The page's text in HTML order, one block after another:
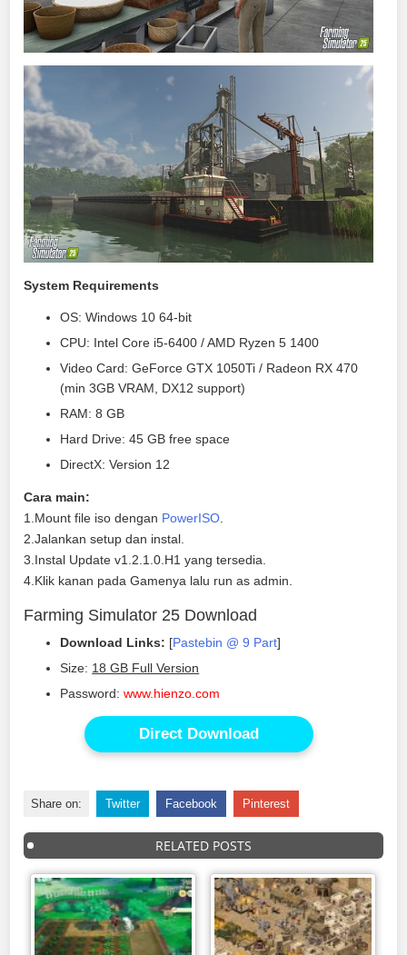
System Requirements
OS: Windows 10 64-bit
CPU: Intel Core i5-6400 / AMD Ryzen 5 1400
Video Card: GeForce GTX 1050Ti / Radeon RX 470
(min 3GB VRAM, DX12 support)
RAM: 8 GB
Hard Drive: 45 GB free space
DirectX: Version 12
Cara main:
1.Mount file iso dengan PowerISO
2.Jalankan setup dan instal.
3.Instal Update v1.2.1.0.H1 yang tersedia.
4.Klik kanan pada Gamenya lalu run as admin.
Farming Simulator 25 Download
Download Links: [Pastebin @ 9 Part]
Size: 18 GB Full Version
Password:www.hienzo.com
Direct Download
Share on: Twitter Facebook Pinterest
RELATED POSTS